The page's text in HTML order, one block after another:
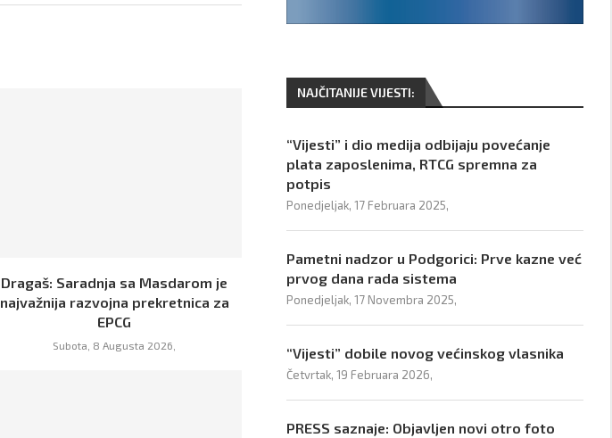
Dragaš: Saradnja sa Masdarom je
najvažnija razvojna prekretnica za
EPCG
Subota, 8 Augusta 2026,
NAJČITANIJE VIJESTI:
“Vijesti” i dio medija odbijaju povećanje
plata zaposlenima, RTCG spremna za
potpis
Ponedjeljak, 17 Februara 2025,
Pametni nadzor u Podgorici: Prve kazne već
prvog dana rada sistema
Ponedjeljak, 17 Novembra 2025,
“Vijesti” dobile novog većinskog vlasnika
Četvrtak, 19 Februara 2026,
PRESS saznaje: Objavljen novi otro foto